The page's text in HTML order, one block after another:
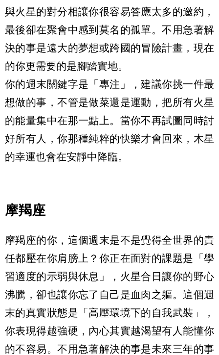
與火星的對分相讓你很容易答應太多的邀約，
最後卻在聚會中感到莫名的孤單。不用急著解
決的事是遠大的夢想或跨國的冒險計畫，現在
的你更需要的是腳踏實地。
你的週末關鍵字是「專注」，建議你挑一件最
想做的事，不管是做菜還是運動，把所有火星
的能量集中在那一點上。當你不再試圖同時討
好所有人，你那種純粹的快樂才會回來，木星
的幸運也會在安靜中降臨。
摩羯座
摩羯座的你，這個週末是不是覺得全世界的責
任都壓在你肩膀上？你正在面對的課題是「學
習適度的示弱與休息」，火星合日讓你的野心
沸騰，卻也讓你忘了自己是血肉之軀。這個週
末的真實狀態是「高壓環境下的自我武裝」，
你表現得越強硬，內心其實越渴望有人能懂你
的不容易。不用急著解決的事是未來三年的事